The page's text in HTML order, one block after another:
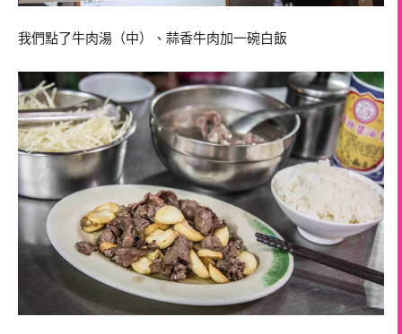
我們點了牛肉湯（中）、蒜香牛肉加一碗白飯